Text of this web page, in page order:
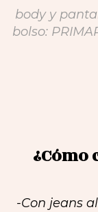
body y
bolso:
¿Cómo
-Con jeans